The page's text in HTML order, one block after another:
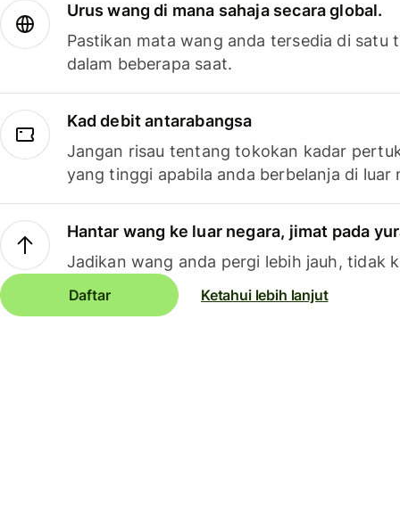
Urus wang di mana sahaja secara global.
Pastikan mata wang anda tersedia di satu
dalam beberapa saat.
Kad debit antarabangsa
Jangan risau tentang tokokan kadar
yang tinggi apabila anda berbelanja di luar
Hantar wang ke luar negara, jimat pada
Jadikan wang anda pergi lebih jauh, tidak
Daftar Ketahui lebih lanjut